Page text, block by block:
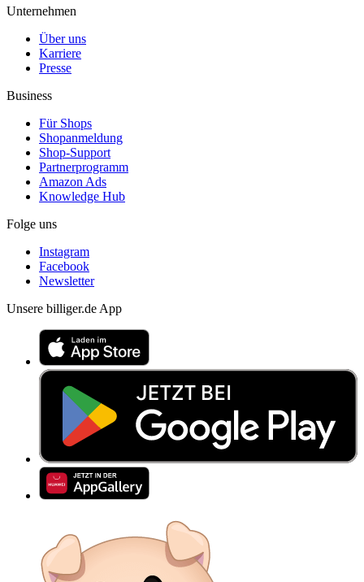
Unternehmen
Über uns
Karriere
Presse
Business
Für Shops
Shopanmeldung
Shop-Support
Partnerprogramm
Amazon Ads
Knowledge Hub
Folge uns
Instagram
Facebook
Newsletter
Unsere billiger.de App